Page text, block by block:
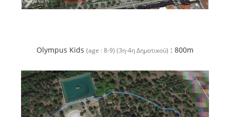
Olympus Kids (age : 8-9) (3η-4η Δημοτικού) : 800m